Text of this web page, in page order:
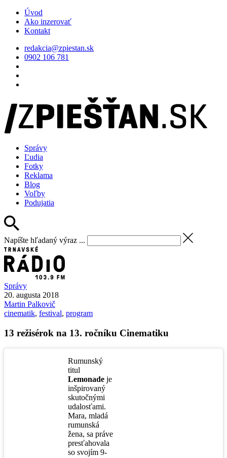
Úvod
Ako inzerovať
Kontakt
redakcia@zpiestan.sk
0902 106 781
Správy
Ľudia
Fotky
Reklama
Blog
Voľby
Podujatia
Napíšte hľadaný výraz ...
Správy
20. augusta 2018
Martin Palkovič
cinematik, festival, program
13 režisérok na 13. ročníku Cinematiku
Rumunský
titul
Lemonade je
inšpirovaný
skutočnými
udalosťami.
Mara, mladá
rumunská
žena, sa práve
presťahovala
so svojím 9-